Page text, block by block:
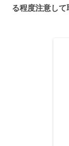
る程度注意して